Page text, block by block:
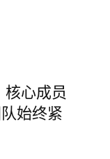
核心成员
始终紧